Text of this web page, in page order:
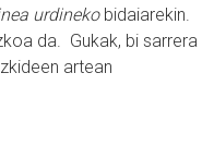
urdinekobidaiarekin.
da. Gukak, bi sarrera
artean